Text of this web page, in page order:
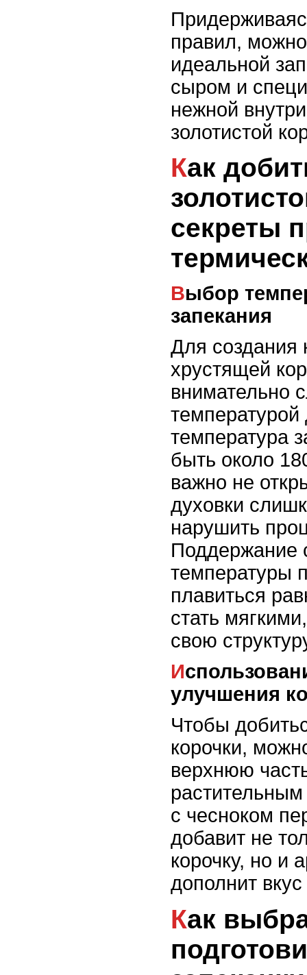
правил,
идеальной
сыром и
нежной
золотистой
Как добиться
секреты
Выбор температуры и времени
запекания
Для создания
хрустящей
внимательно
температура
быть около
важно не
духовки
нарушить
Поддержание
температуры
плавиться
стать
свою
Использование яиц для
улучшения
Чтобы
корочки,
верхнюю
с чесноком
добавит не
корочку, но и
дополнит
Как выбрать и